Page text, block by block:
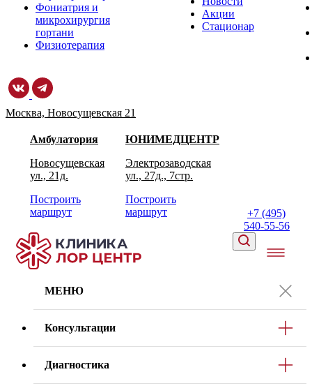
Фониатрия и
микрохирургия
гортани
Физиотерапия
Акции
Стационар
Москва, Новосущевская 21
Амбулатория
Новосущевская
ул., 21д.
Построить
маршрут
ЮНИМЕДЦЕНТР
Электрозаводская
ул., 27д., 7стр.
Построить
маршрут
+7 (495)
540-55-56
МЕНЮ
Консультации
Диагностика